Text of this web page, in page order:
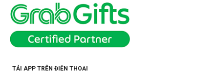
TẢI APP TRÊN ĐIỆN THOẠI